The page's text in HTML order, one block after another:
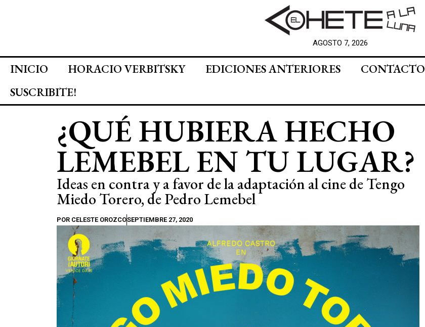
AGOSTO 7, 2026
INICIO HORACIO VERBITSKY EDICIONES ANTERIORES
CONTACTO
SUSCRIBITE!
¿QUÉ HUBIERA HECHO
LEMEBEL EN TU LUGAR?
Ideas en contra y a favor de la adaptación al cine de Tengo
Miedo Torero, de Pedro Lemebel
POR CELESTE OROZCOSEPTIEMBRE 27, 2020